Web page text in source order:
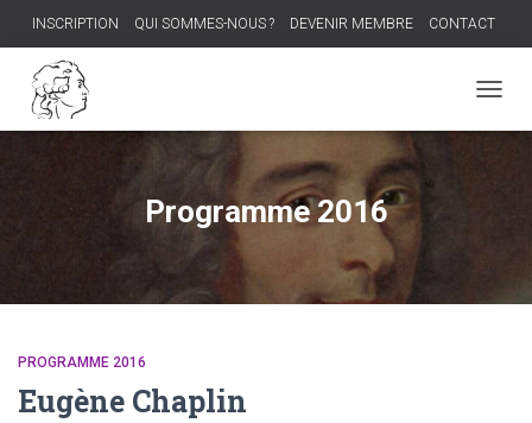
INSCRIPTION QUI SOMMES-NOUS ? DEVENIR MEMBRE CONTACT
LA
Programme 2016
PROGRAMME 2016
Eugène Chaplin